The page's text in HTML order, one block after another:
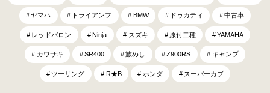
ヤマハ トライアンフ BMW ドゥカティ 中古車
レッドバロン Ninja スズキ 原付二種 YAMAHA
カワサキ SR400 旅めし Z900RS キャンプ
ツーリング R★B ホンダ スーパーカブ